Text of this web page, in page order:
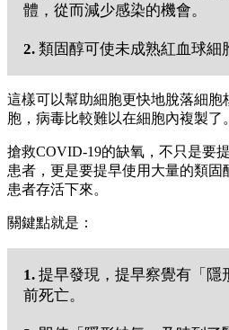
體，從而減少感染的機會。
2. 類固醇可使未成熟紅血球細
這樣可以幫助細胞更快地脫落細胞
胞，病毒比較難以在細胞內複製了。
搶救COVID-19的缺氧，不只是要
患者，更是要提早使用大量的類固
患者存活下來。
關鍵點就是：
1. 提早發現，提早察覺有「隱
前死亡。